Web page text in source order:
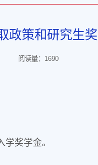
政策和研究生
阅读量： 1690
奖学金。